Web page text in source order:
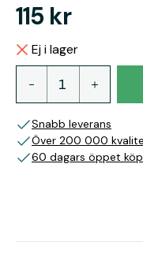
115 kr
Ej i lager
Snabb leverans
Över 200 000
60 dagars öppet köp